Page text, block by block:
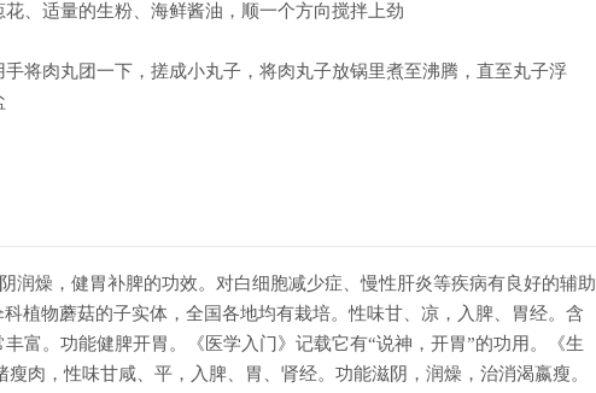
、适量的生粉、海鲜酱油，顺一个方向搅拌上劲
将肉丸团一下，搓成小丸子，将肉丸子放锅里煮至沸腾，直至丸子浮
润燥，健胃补脾的功效。对白细胞减少症、慢性肝炎等疾病有良好的辅助
植物蘑菇的子实体，全国各地均有栽培。性味甘、凉，入脾、胃经。含
富。功能健脾开胃。《医学入门》记载它有“说神，开胃”的功用。《生
肉，性味甘咸、平，入脾、胃、肾经。功能滋阴，润燥，治消渴嬴瘦。